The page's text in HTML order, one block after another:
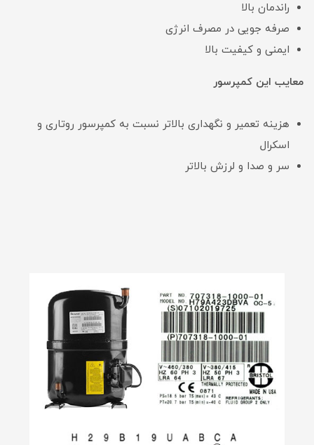
راندمان بالا
صرفه جویی در مصرف انرژی
ایمنی و کیفیت بالا
معایب این کمپرسور
هزینه تعمیر و نگهداری بالاتر نسبت به کمپرسور روتاری و
اسکرال
سر و صدا و لرزش بالاتر